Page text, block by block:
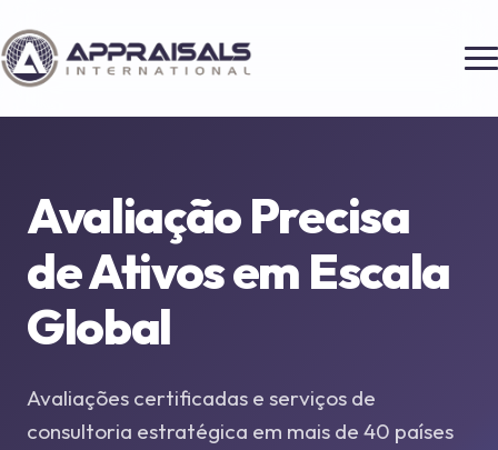
Avaliação Precisa
de Ativos em Escala
Global
Avaliações certificadas e serviços de
consultoria estratégica em mais de 40 países